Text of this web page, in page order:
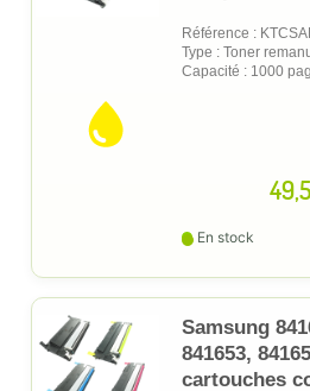
Référence :
Type : Toner
Capacité : 1000
En stock
Samsung
841653,
cartouches